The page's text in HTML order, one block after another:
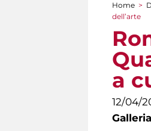
Tu
Home >
dell’arte
a
12/04/